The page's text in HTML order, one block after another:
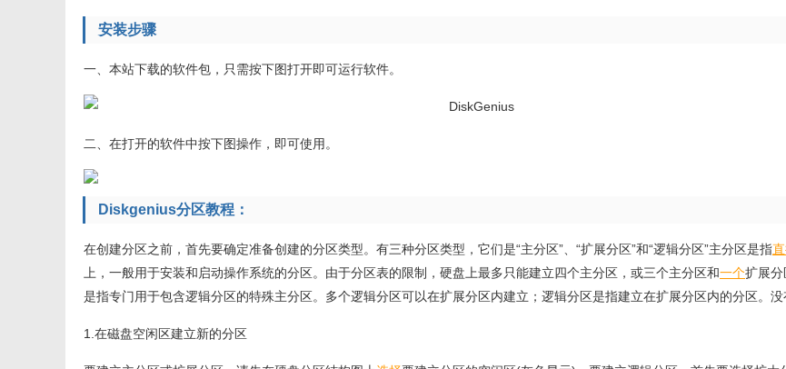
安装步骤
一、本站下载的软件包，只需按下图打开即可运行软件。
二、在打开的软件中按下图操作，即可使用。
Diskgenius分区教程：
在创建分区之前，首先要确定准备创建的分区类型。有三种分区类型，它们是“主分区”、“扩展分区”和“逻辑分区”主分区是指
上，一般用于安装和启动操作系统的分区。由于分区表的限制，硬盘上最多只能建立四个主分区，或三个主分区和一个扩展
是指专门用于包含逻辑分区的特殊主分区。多个逻辑分区可以在扩展分区内建立；逻辑分区是指建立在扩展分区内的分区。没
1.在磁盘空闲区建立新的分区